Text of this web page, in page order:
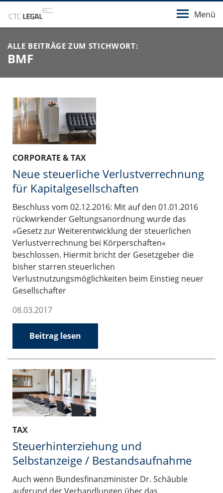
Menü
ALLE BEITRÄGE ZUM STICHWORT:
BMF
CORPORATE & TAX
Neue steuerliche Verlustverrechnung
für Kapitalgesellschaften
Beschluss vom 02.12.2016: Mit auf den 01.01.2016
rückwirkender Geltungsanordnung wurde das
»Gesetz zur Weiterentwicklung der steuerlichen
Verlustverrechnung bei Körperschaften«
beschlossen. Hiermit bricht der Gesetzgeber die
bisher starren steuerlichen
Verlustnutzungsmöglichkeiten beim Einstieg neuer
Gesellschafter
08.03.2017
Beitrag lesen
TAX
Steuerhinterziehung und
Selbstanzeige / Bestandsaufnahme
Auch wenn Bundesfinanzminister Dr. Schäuble
aufgrund der Verhandlungen über das